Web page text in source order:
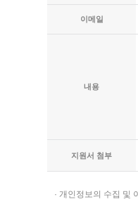
이메일
내용
지원서 첨부
· 개인정보의 수집 및